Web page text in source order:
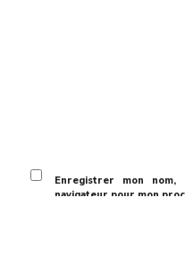
Enregistrer mon
navigateur pour mon